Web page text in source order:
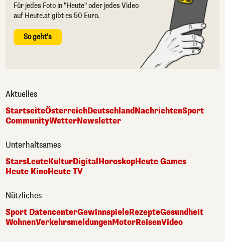
Für jedes Foto in "Heute" oder jedes Video
auf Heute.at gibt es 50 Euro.
So geht's
Aktuelles
StartseiteÖsterreichDeutschlandNachrichtenSport
CommunityWetterNewsletter
Unterhaltsames
StarsLeuteKulturDigitalHoroskopHeute Games
Heute KinoHeute TV
Nützliches
Sport DatencenterGewinnspieleRezepteGesundheit
WohnenVerkehrsmeldungenMotorReisenVideo